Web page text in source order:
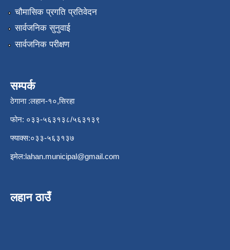
चौमासिक प्रगति प्रतिवेदन
सार्वजनिक सुनुवाई
सार्वजनिक परीक्षण
सम्पर्क
ठेगाना :लहान-१०,सिरहा
फोन: ०३३-५६३१३८/५६३१३९
फ्याक्स:०३३-५६३१३७
इमेल:lahan.municipal@gmail.com
लहान ठाउँ